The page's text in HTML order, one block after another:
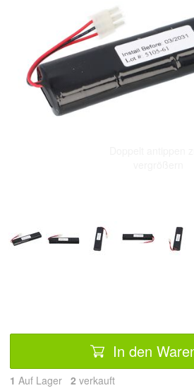
In den
1 Auf Lager 2 verkauft